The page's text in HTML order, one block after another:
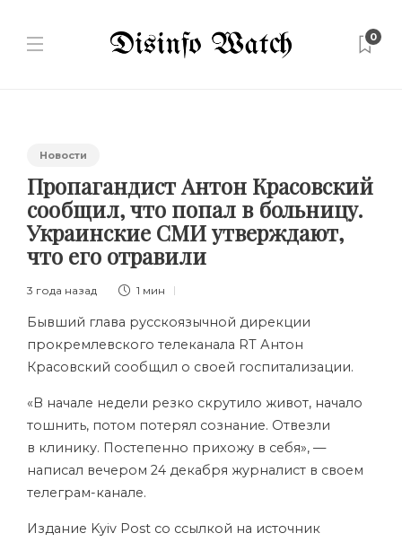
0
Новости
Пропагандист Антон Красовский
сообщил, что попал в больницу.
Украинские СМИ утверждают,
что его отравили
3 года назад 1 мин
Бывший глава русскоязычной дирекции
прокремлевского телеканала RT Антон
Красовский сообщил о своей госпитализации.
«В начале недели резко скрутило живот, начало
тошнить, потом потерял сознание. Отвезли
в клинику. Постепенно прихожу в себя», —
написал вечером 24 декабря журналист в своем
телеграм-канале.
Издание Kyiv Post со ссылкой на источник